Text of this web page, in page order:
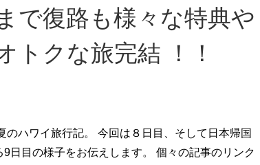
で復路も様々な特典や
トクな旅完結 ！！
のハワイ旅行記。 今回は８日目、そして日本帰国
9日目の様子をお伝えします。 個々の記事のリンク